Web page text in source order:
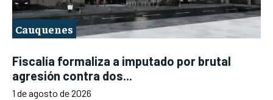
Cauquenes
Fiscalía formaliza a imputado por brutal
agresión contra dos...
1 de agosto de 2026